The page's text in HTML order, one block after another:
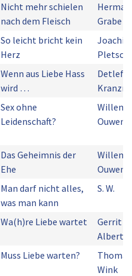
Nicht mehr schielen
nach dem Fleisch
Grabe
So leicht bricht kein
Herz
Joachim
Pletsch
Wenn aus Liebe Hass
wird …
Detlef
Sex ohne
Leidenschaft?
Willem
Das Geheimnis der
Ehe
Willem
Man darf nicht alles,
was man kann
S. W.
Wa(h)re Liebe wartet
Gerrit
Alberts
Muss Liebe warten?
Thomas
Wink